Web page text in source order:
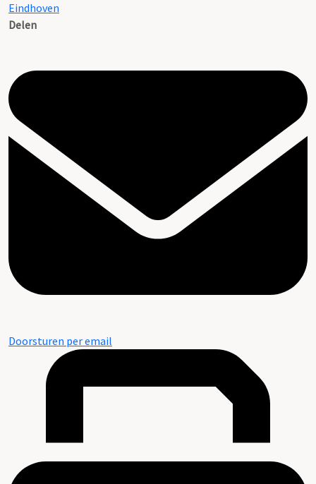
Eindhoven
Delen
Doorsturen per email